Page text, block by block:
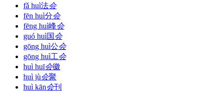
fǎ huì法会
fēn huì分会
fēng huì峰会
guó huì国 会
gōng huì公会
gōng huì工会
huì huī会徽
huì jù会聚
huì kān会刊